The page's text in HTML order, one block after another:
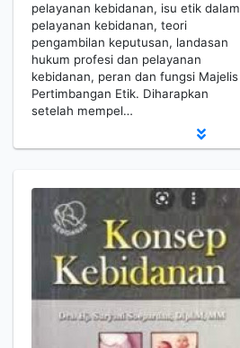
pelayanan kebidanan, isu etik dalam
pelayanan kebidanan, teori
pengambilan keputusan, landasan
hukum profesi dan pelayanan
kebidanan, peran dan fungsi Majelis
Pertimbangan Etik. Diharapkan
setelah mempel…